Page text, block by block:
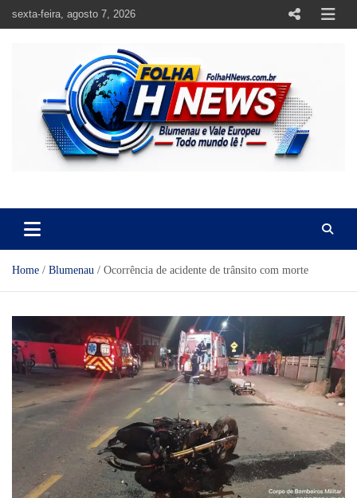
sexta-feira, agosto 7, 2026
Home Blumenau Ocorrência de acidente de trânsito com morte